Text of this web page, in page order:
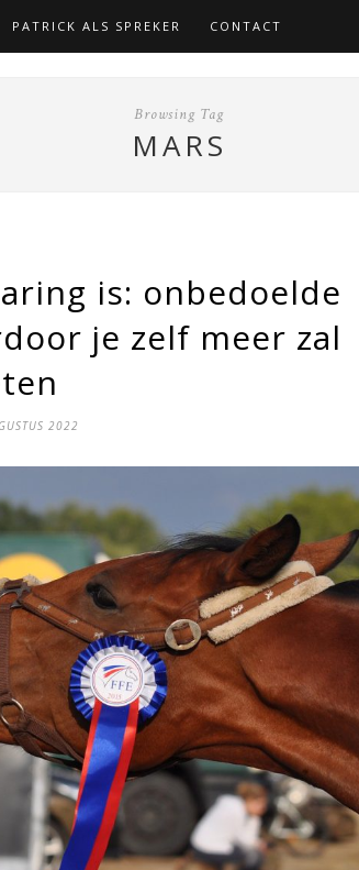
PATRICK ALS SPREKER CONTACT
Browsing Tag
MARS
is: onbedoelde
je zelf meer zal
2022